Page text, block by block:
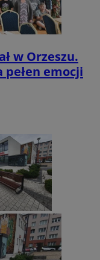
w Orzeszu.
emocji